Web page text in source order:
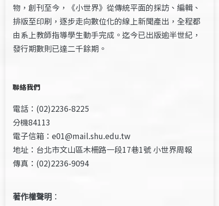
物，創刊至今，《小世界》從傳統平面的採訪、編輯、
排版至印刷，逐步走向數位化的線上新聞產出，全程都
由系上教師指導學生動手完成。迄今已出版逾半世紀，
發行期數則已達二千餘期。
聯絡我們
電話：(02)2236-8225
分機84113
電子信箱：e01@mail.shu.edu.tw
地址：台北市文山區木柵路一段17巷1號 小世界周報
傳真：(02)2236-9094
著作權聲明 ：